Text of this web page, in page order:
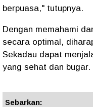
berpuasa," tutupnya.
Dengan memahami
secara optimal,
Sekadau dapat
yang sehat dan bugar.
Sebarkan: